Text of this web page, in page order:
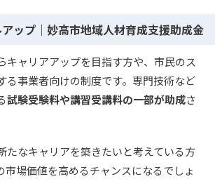
ップ｜妙高市地域人材育成支援助成金
キャリアアップを目指す方や、市民のス
る事業者向けの制度です。専門技術など
試験受験料や講習受講料の一部が助成さ
たなキャリアを築きたいと考えている方
市場価値を高めるチャンスになるでしょ